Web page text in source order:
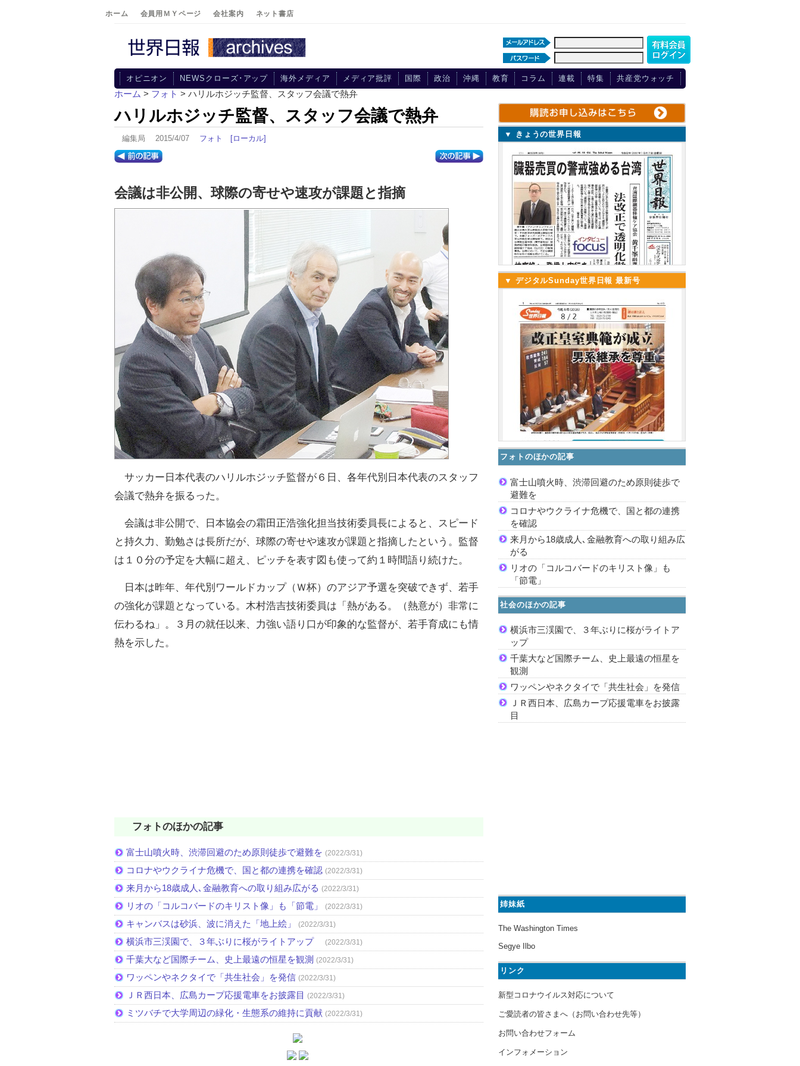
ホーム 会員用ＭＹページ 会社案内 ネット書店
オピニオン NEWSクローズ･アップ 海外メディア メディア批評 国際 政治 沖縄 教育 コラム 連載 特集 共産党ウォッチ
ホーム > フォト > ハリルホジッチ監督、スタッフ会議で熱弁
ハリルホジッチ監督、スタッフ会議で熱弁
編集局 2015/4/07 フォト [ローカル]
会議は非公開、球際の寄せや速攻が課題と指摘
サッカー日本代表のハリルホジッチ監督が６日、各年代別日本代表のスタッフ
会議で熱弁を振るった。
会議は非公開で、日本協会の霜田正浩強化担当技術委員長によると、スピード
と持久力、勤勉さは長所だが、球際の寄せや速攻が課題と指摘したという。監督
は１０分の予定を大幅に超え、ピッチを表す図も使って約１時間語り続けた。
日本は昨年、年代別ワールドカップ（Ｗ杯）のアジア予選を突破できず、若手
の強化が課題となっている。木村浩吉技術委員は「熱がある。（熱意が）非常に
伝わるね」。３月の就任以来、力強い語り口が印象的な監督が、若手育成にも情
熱を示した。
フォトのほかの記事
富士山噴火時、渋滞回避のため原則徒歩で避難を (2022/3/31)
コロナやウクライナ危機で、国と都の連携を確認 (2022/3/31)
来月から18歳成人､金融教育への取り組み広がる (2022/3/31)
リオの「コルコバードのキリスト像」も「節電」 (2022/3/31)
キャンバスは砂浜、波に消えた「地上絵」 (2022/3/31)
横浜市三渓園で、３年ぶりに桜がライトアップ (2022/3/31)
千葉大など国際チーム、史上最遠の恒星を観測 (2022/3/31)
ワッペンやネクタイで「共生社会」を発信 (2022/3/31)
ＪＲ西日本、広島カープ応援電車をお披露目 (2022/3/31)
ミツバチで大学周辺の緑化・生態系の維持に貢献 (2022/3/31)
▼ きょうの世界日報
▼ デジタルSunday世界日報 最新号
フォトのほかの記事
富士山噴火時、渋滞回避のため原則徒歩で
避難を
コロナやウクライナ危機で、国と都の連携
を確認
来月から18歳成人､金融教育への取り組み広
がる
リオの「コルコバードのキリスト像」も
「節電」
社会のほかの記事
横浜市三渓園で、３年ぶりに桜がライトア
ップ
千葉大など国際チーム、史上最遠の恒星を
観測
ワッペンやネクタイで「共生社会」を発信
ＪＲ西日本、広島カープ応援電車をお披露
目
姉妹紙
The Washington Times
Segye Ilbo
リンク
新型コロナウイルス対応について
ご愛読者の皆さまへ（お問い合わせ先等）
お問い合わせフォーム
インフォメーション